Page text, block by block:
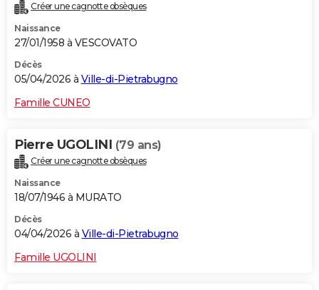
Créer une cagnotte obsèques
Naissance
27/01/1958 à VESCOVATO
Décès
05/04/2026 à Ville-di-Pietrabugno
Famille CUNEO
Pierre UGOLINI (79 ans)
Créer une cagnotte obsèques
Naissance
18/07/1946 à MURATO
Décès
04/04/2026 à Ville-di-Pietrabugno
Famille UGOLINI